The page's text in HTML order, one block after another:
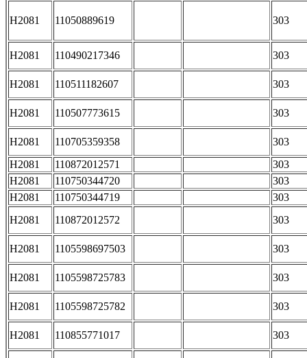
H2081 11050889619 303
H2081 110490217346 303
H2081 110511182607 303
H2081 110507773615 303
H2081 110705359358
303
H2081
110872012571
303
H2081
110750344720
303
H2081
110750344719
303
H2081
110872012572 303
H2081 1105598697503 303
H2081 1105598725783 303
H2081 1105598725782 303
H2081 110855771017 303